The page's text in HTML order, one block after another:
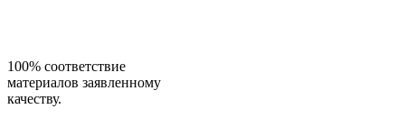
100% соответствие
материалов заявленному
качеству.